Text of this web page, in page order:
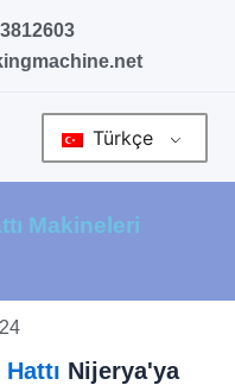
Türkçe
Makineleri
Nijerya'ya